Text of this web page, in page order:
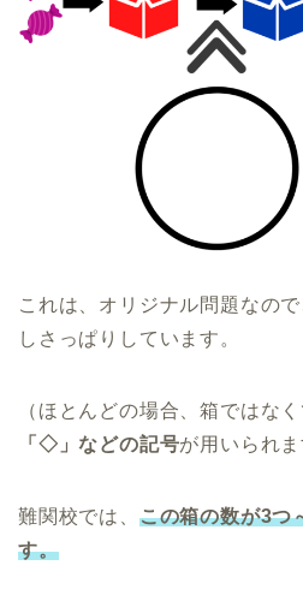
これは、オリジナル問題なの
しさっぱりしています。
（ほとんどの場合、箱ではなく
「◇」などの記号が用いられま
難関校では、 この箱の数が3つ
す。